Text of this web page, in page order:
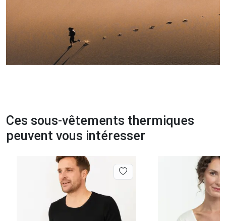
Ces sous-vêtements thermiques
peuvent vous intéresser